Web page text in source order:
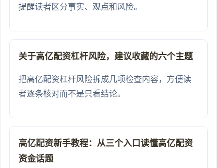
提醒读者区分事实、观点和风险。
关于高亿配资杠杆风险，建议收藏的六个主题
把高亿配资杠杆风险拆成几项检查内容，方便读
者逐条核对而不是只看结论。
高亿配资新手教程：从三个入口读懂高亿配资
资金话题